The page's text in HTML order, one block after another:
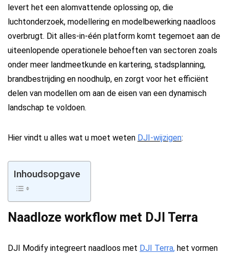
levert het een alomvattende oplossing op, die
luchtonderzoek, modellering en modelbewerking naadloos
overbrugt. Dit alles-in-één platform komt tegemoet aan de
uiteenlopende operationele behoeften van sectoren zoals
onder meer landmeetkunde en kartering, stadsplanning,
brandbestrijding en noodhulp, en zorgt voor het efficiënt
delen van modellen om aan de eisen van een dynamisch
landschap te voldoen.
Hier vindt u alles wat u moet weten DJI-wijzigen:
Inhoudsopgave
Naadloze workflow met DJI Terra
DJI Modify integreert naadloos met DJI Terra, het vormen